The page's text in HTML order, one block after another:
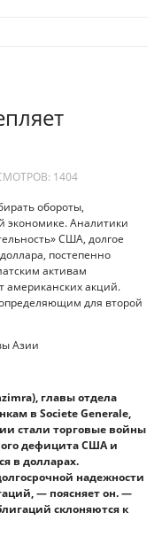
1404
обороты,
экономике. Аналитики
США, долгое
постепенно
активам
американских акций.
для второй
главы отдела
в Societe Generale,
стали торговые войны
дефицита США и
в долларах.
надежности
— поясняет он. —
склоняются к